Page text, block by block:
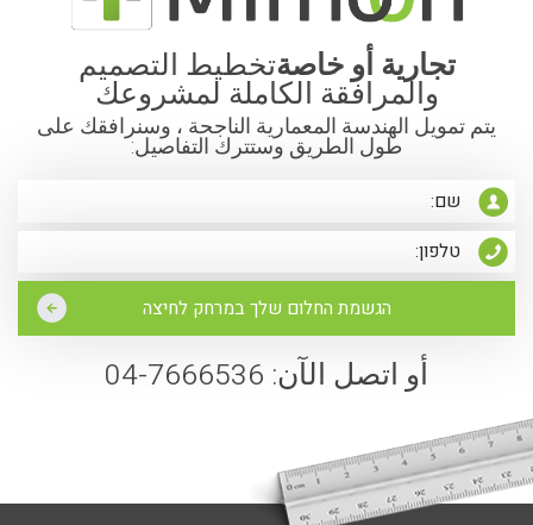
تجارية أو خاصةتخطيط التصميم
والمرافقة الكاملة لمشروعك
يتم تمويل الهندسة المعمارية الناجحة ، وسنرافقك على
طول الطريق وستترك التفاصيل:
أو اتصل الآن: 7666536-04